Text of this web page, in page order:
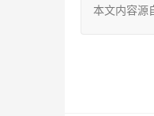
本文内容源